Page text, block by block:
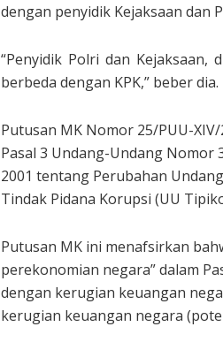
dengan penyidik Kejaksaan dan
“Penyidik Polri dan Kejaksaan,
berbeda dengan KPK,” beber dia.
Putusan MK Nomor 25/PUU-
Pasal 3 Undang-Undang
2001 tentang Perubahan
Tindak Pidana Korupsi (UU
Putusan MK ini menafsirkan
perekonomian negara” dalam
dengan kerugian keuangan
kerugian keuangan negara